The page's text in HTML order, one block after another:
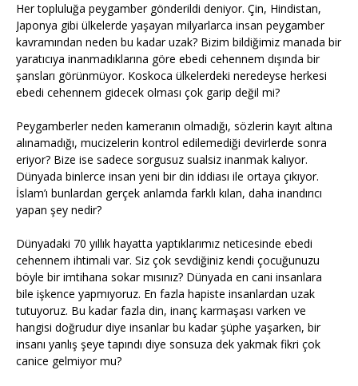
Her topluluğa peygamber gönderildi deniyor. Çin, Hindistan,
Japonya gibi ülkelerde yaşayan milyarlarca insan peygamber
kavramından neden bu kadar uzak? Bizim bildiğimiz manada bir
yaratıcıya inanmadıklarına göre ebedi cehennem dışında bir
şansları görünmüyor. Koskoca ülkelerdeki neredeyse herkesi
ebedi cehennem gidecek olması çok garip değil mi?
Peygamberler neden kameranın olmadığı, sözlerin kayıt altına
alınamadığı, mucizelerin kontrol edilemediği devirlerde sonra
eriyor? Bize ise sadece sorgusuz sualsiz inanmak kalıyor.
Dünyada binlerce insan yeni bir din iddiası ile ortaya çıkıyor.
İslam’ı bunlardan gerçek anlamda farklı kılan, daha inandırıcı
yapan şey nedir?
Dünyadaki 70 yıllık hayatta yaptıklarımız neticesinde ebedi
cehennem ihtimali var. Siz çok sevdiğiniz kendi çocuğunuzu
böyle bir imtihana sokar mısınız? Dünyada en cani insanlara
bile işkence yapmıyoruz. En fazla hapiste insanlardan uzak
tutuyoruz. Bu kadar fazla din, inanç karmaşası varken ve
hangisi doğrudur diye insanlar bu kadar şüphe yaşarken, bir
insanı yanlış şeye tapındı diye sonsuza dek yakmak fikri çok
canice gelmiyor mu?